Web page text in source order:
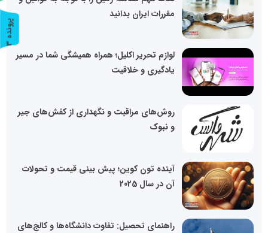
مقررات ایران بدانید
لوازم تحریر اکلیل؛ همراه همیشگی شما در مسیر
یادگیری و خلاقیت
روش‌های مراقبت و نگهداری از کفش‌های جیر
و نبوک
آینده تون کوین؛ پیش بینی قیمت و تحولات
آن در سال 2025
راهنمای تحصیل: تفاوت دانشگاه‌ها و کالج‌های
پ
ر
و
ن
د
ه
3